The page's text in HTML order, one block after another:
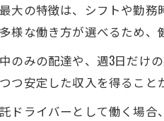
大の特徴は、シフトや勤
様な働き方が選べるため、
のみの配達や、週3日だけ
つ安定した収入を得ること
ドライバーとして働く場